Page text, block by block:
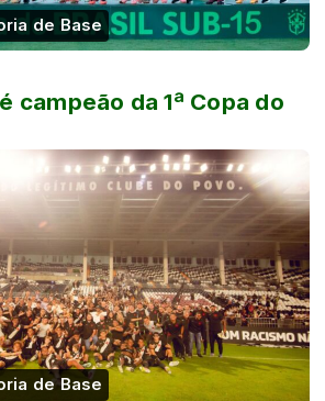
de Base
campeão da 1ª Copa do
de Base